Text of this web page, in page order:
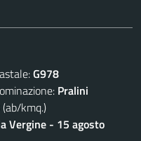
G978
Pralini
(ab/kmq.)
Vergine - 15 agosto